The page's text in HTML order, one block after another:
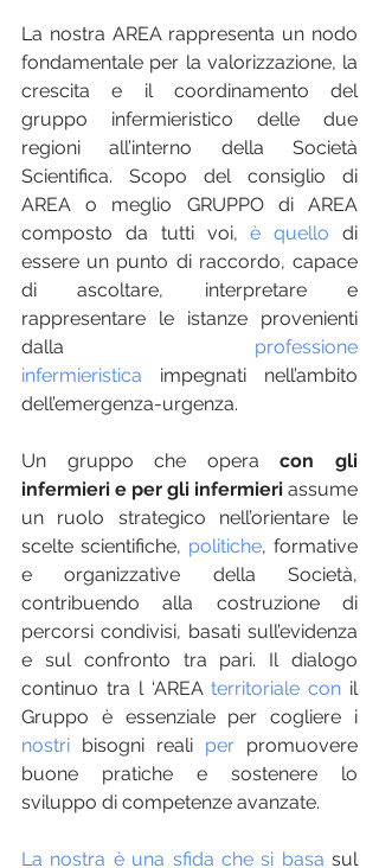
La nostra AREA rappresenta un nodo
fondamentale per la valorizzazione, la
crescita e il coordinamento del
gruppo infermieristico delle due
regioni all’interno della Società
Scientifica. Scopo del consiglio di
AREA o meglio GRUPPO di AREA
composto da tutti voi, è quello di
essere un punto di raccordo, capace
di ascoltare, interpretare e
rappresentare le istanze provenienti
dalla professione
infermieristica impegnati nell’ambito
dell’emergenza-urgenza.
Un gruppo che opera con gli
infermieri e per gli infermieri assume
un ruolo strategico nell’orientare le
scelte scientifiche, politiche, formative
e organizzative della Società,
contribuendo alla costruzione di
percorsi condivisi, basati sull’evidenza
e sul confronto tra pari. Il dialogo
continuo tra l ‘AREA territoriale con il
nostri bisogni reali per promuovere
buone pratiche e sostenere lo
sviluppo di competenze avanzate.
La nostra è una sfida che si basa sul